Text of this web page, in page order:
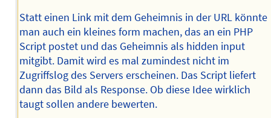
Statt einen Link mit dem Geheimnis in der URL könnte
man auch ein kleines form machen, das an ein PHP
Script postet und das Geheimnis als hidden input
mitgibt. Damit wird es mal zumindest nicht im
Zugriffslog des Servers erscheinen. Das Script liefert
dann das Bild als Response. Ob diese Idee wirklich
taugt sollen andere bewerten.